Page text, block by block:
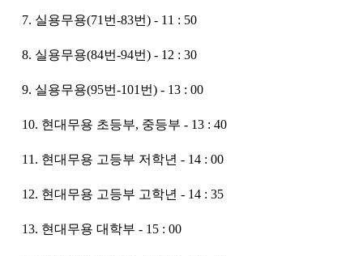
7. 실용무용(71번-83번) - 11 : 50
8. 실용무용(84번-94번) - 12 : 30
9. 실용무용(95번-101번) - 13 : 00
10. 현대무용 초등부, 중등부 - 13 : 40
11. 현대무용 고등부 저학년 - 14 : 00
12. 현대무용 고등부 고학년 - 14 : 35
13. 현대무용 대학부 - 15 : 00